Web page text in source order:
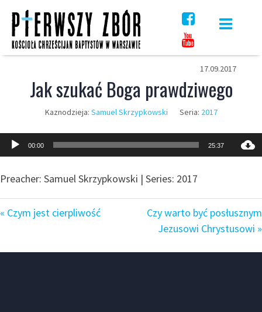
content
17.09.2017
Jak szukać Boga prawdziwego
Kaznodzieja: Samuel Skrzypkowski Seria: 2017
Odtwarzacz
plików
dźwiękowych
00:00 25:37
Preacher: Samuel Skrzypkowski | Series: 2017
« Czym jest cierpliwość
Czy warto być posłusznym
Jezusowi Chrystusowi »